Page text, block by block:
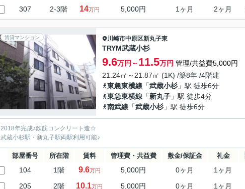
307 2-3階 14万円 5,000円 1ヶ月 2ヶ月
賃貸マンション 川崎市中原区新丸子東
TRYM武蔵小杉
9.6万円～11.5万円 管理/共益費5,000円
21.24㎡～21.87㎡ (1K) /築8年 /4階建
東急東横線 「武蔵小杉 」駅 徒歩6分
東急東横線 「新丸子 」駅 徒歩4分
南武線 「武蔵小杉 」駅 徒歩6分
2018年完成♪鉄筋コンクリート造☆
武蔵小杉駅・新丸子駅両駅利用可能♪
部屋番号 所在階 賃料 管理費・共益費 敷金/保証金 礼金
104 1階 9.6万円 5,000円 0ヶ月 1ヶ月
205 2階 10.1万円 5,000円 0ヶ月 1ヶ月